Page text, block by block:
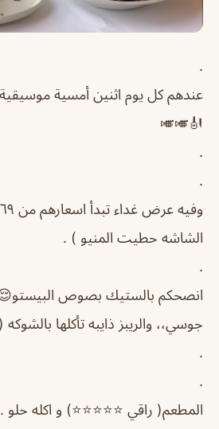
.
🎻🎺🎺
.
.
الشاشه حطيت المنيو ) .
.
انصحكم بالستيك بصوص
جوسي،، والريبز ذايبه تأكلها بالشوكه ( سعره ٨٠
.
.
المطعم( راقي ⭐️⭐️⭐️⭐️⭐️) و اكله حلو .